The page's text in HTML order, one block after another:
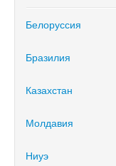
Белоруссия
Бразилия
Казахстан
Молдавия
Ниуэ